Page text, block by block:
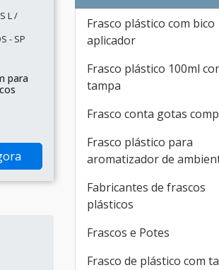
L /
- SP
para
Frasco plástico com bico
aplicador
Frasco plástico 100ml
tampa
Frasco conta gotas
Frasco plástico para
aromatizador de
Fabricantes de frascos
plásticos
Frascos e Potes
Frasco de plástico com